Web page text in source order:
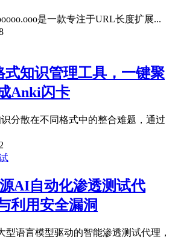
是一款专注于URL长度扩展...
知识管理工具，一键聚
Anki闪卡
分散在不同格式中的整合难题，通过
AI自动化渗透测试代
利用安全漏洞
型语言模型驱动的智能渗透测试代理，